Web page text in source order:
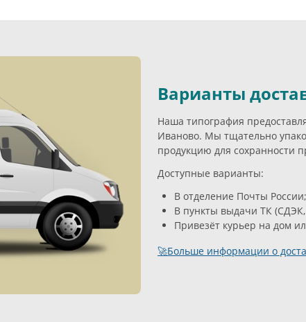
Варианты
Наша типография
Иваново. Мы тщательно
продукцию для сохранности
Доступные варианты:
В отделение Почты России;
В пункты выдачи ТК (СДЭК,
Привезёт курьер на дом
🚀Больше информации о